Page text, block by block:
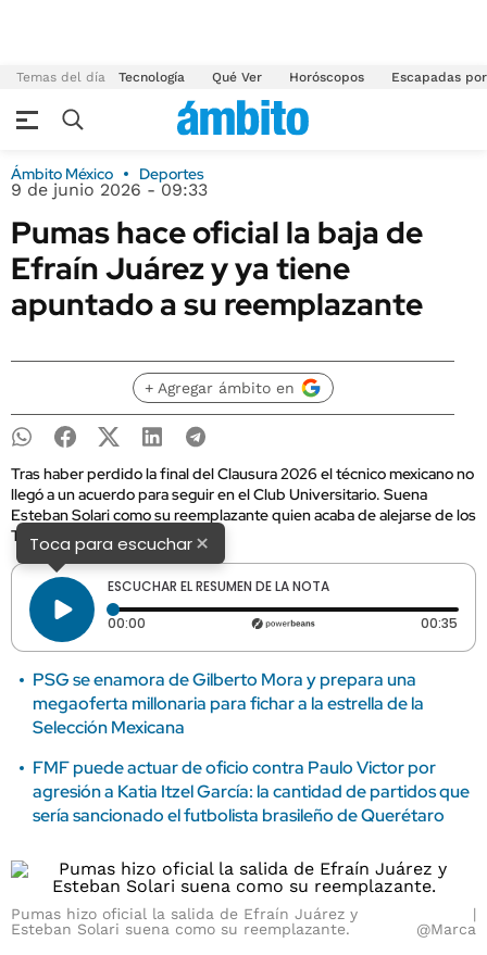
Temas del día Tecnología Qué Ver Horóscopos Escapadas
Ámbito México Deportes
9 de junio 2026 - 09:33
Pumas hace oficial la baja de
Efraín Juárez y ya tiene
apuntado a su reemplazante
+ Agregar ámbito en
Tras haber perdido la final del Clausura 2026 el técnico mexicano no
llegó a un acuerdo para seguir en el Club Universitario. Suena
Esteban Solari como su reemplazante quien acaba de alejarse de los
Tuzos del Pachuca.
Toca para escuchar×
ESCUCHAR EL RESUMEN DE LA NOTA
00:00 Tiempo transcurrido: 0 segundos 00:35
PSG se enamora de Gilberto Mora y prepara una
megaoferta millonaria para fichar a la estrella de la
Selección Mexicana
FMF puede actuar de oficio contra Paulo Victor por
agresión a Katia Itzel García: la cantidad de partidos que
sería sancionado el futbolista brasileño de Querétaro
Pumas hizo oficial la salida de Efraín Juárez y
Esteban Solari suena como su reemplazante.
@Marca